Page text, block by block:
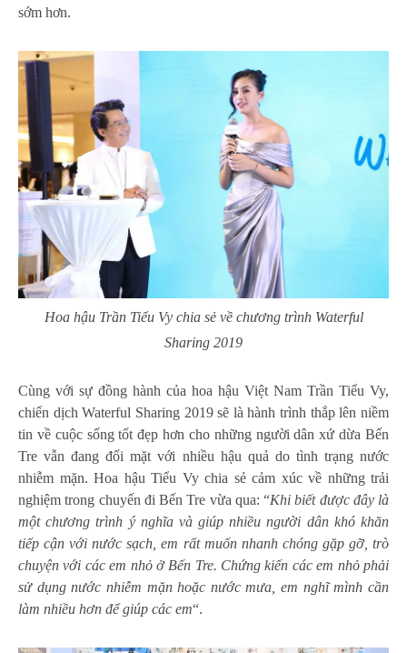
sớm hơn.
Hoa hậu Trần Tiểu Vy chia sẻ về chương trình Waterful
Sharing 2019
Cùng với sự đồng hành của hoa hậu Việt Nam Trần Tiểu Vy,
chiến dịch Waterful Sharing 2019 sẽ là hành trình thắp lên niềm
tin về cuộc sống tốt đẹp hơn cho những người dân xứ dừa Bến
Tre vẫn đang đối mặt với nhiều hậu quả do tình trạng nước
nhiễm mặn. Hoa hậu Tiểu Vy chia sẻ cảm xúc về những trải
nghiệm trong chuyến đi Bến Tre vừa qua: “Khi biết được đây là
một chương trình ý nghĩa và giúp nhiều người dân khó khăn
tiếp cận với nước sạch, em rất muốn nhanh chóng gặp gỡ, trò
chuyện với các em nhỏ ở Bến Tre. Chứng kiến các em nhỏ phải
sử dụng nước nhiễm mặn hoặc nước mưa, em nghĩ mình cần
làm nhiều hơn để giúp các em“.